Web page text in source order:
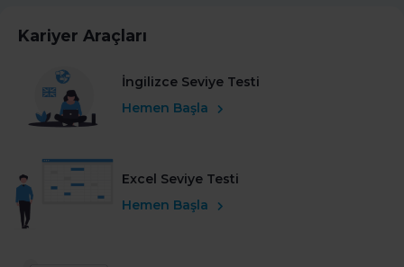
Kariyer Araçları
İngilizce Seviye Testi
Hemen Başla
Excel Seviye Testi
Hemen Başla